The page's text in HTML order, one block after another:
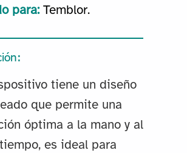
para: Temblor.
tiene un diseño
que permite una
óptima a la mano y al
es ideal para